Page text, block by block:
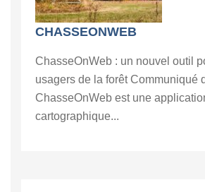
CHASSEONWEB
ChasseOnWeb : un nouvel outil
usagers de la forêt Communiqué
ChasseOnWeb est une
cartographique...